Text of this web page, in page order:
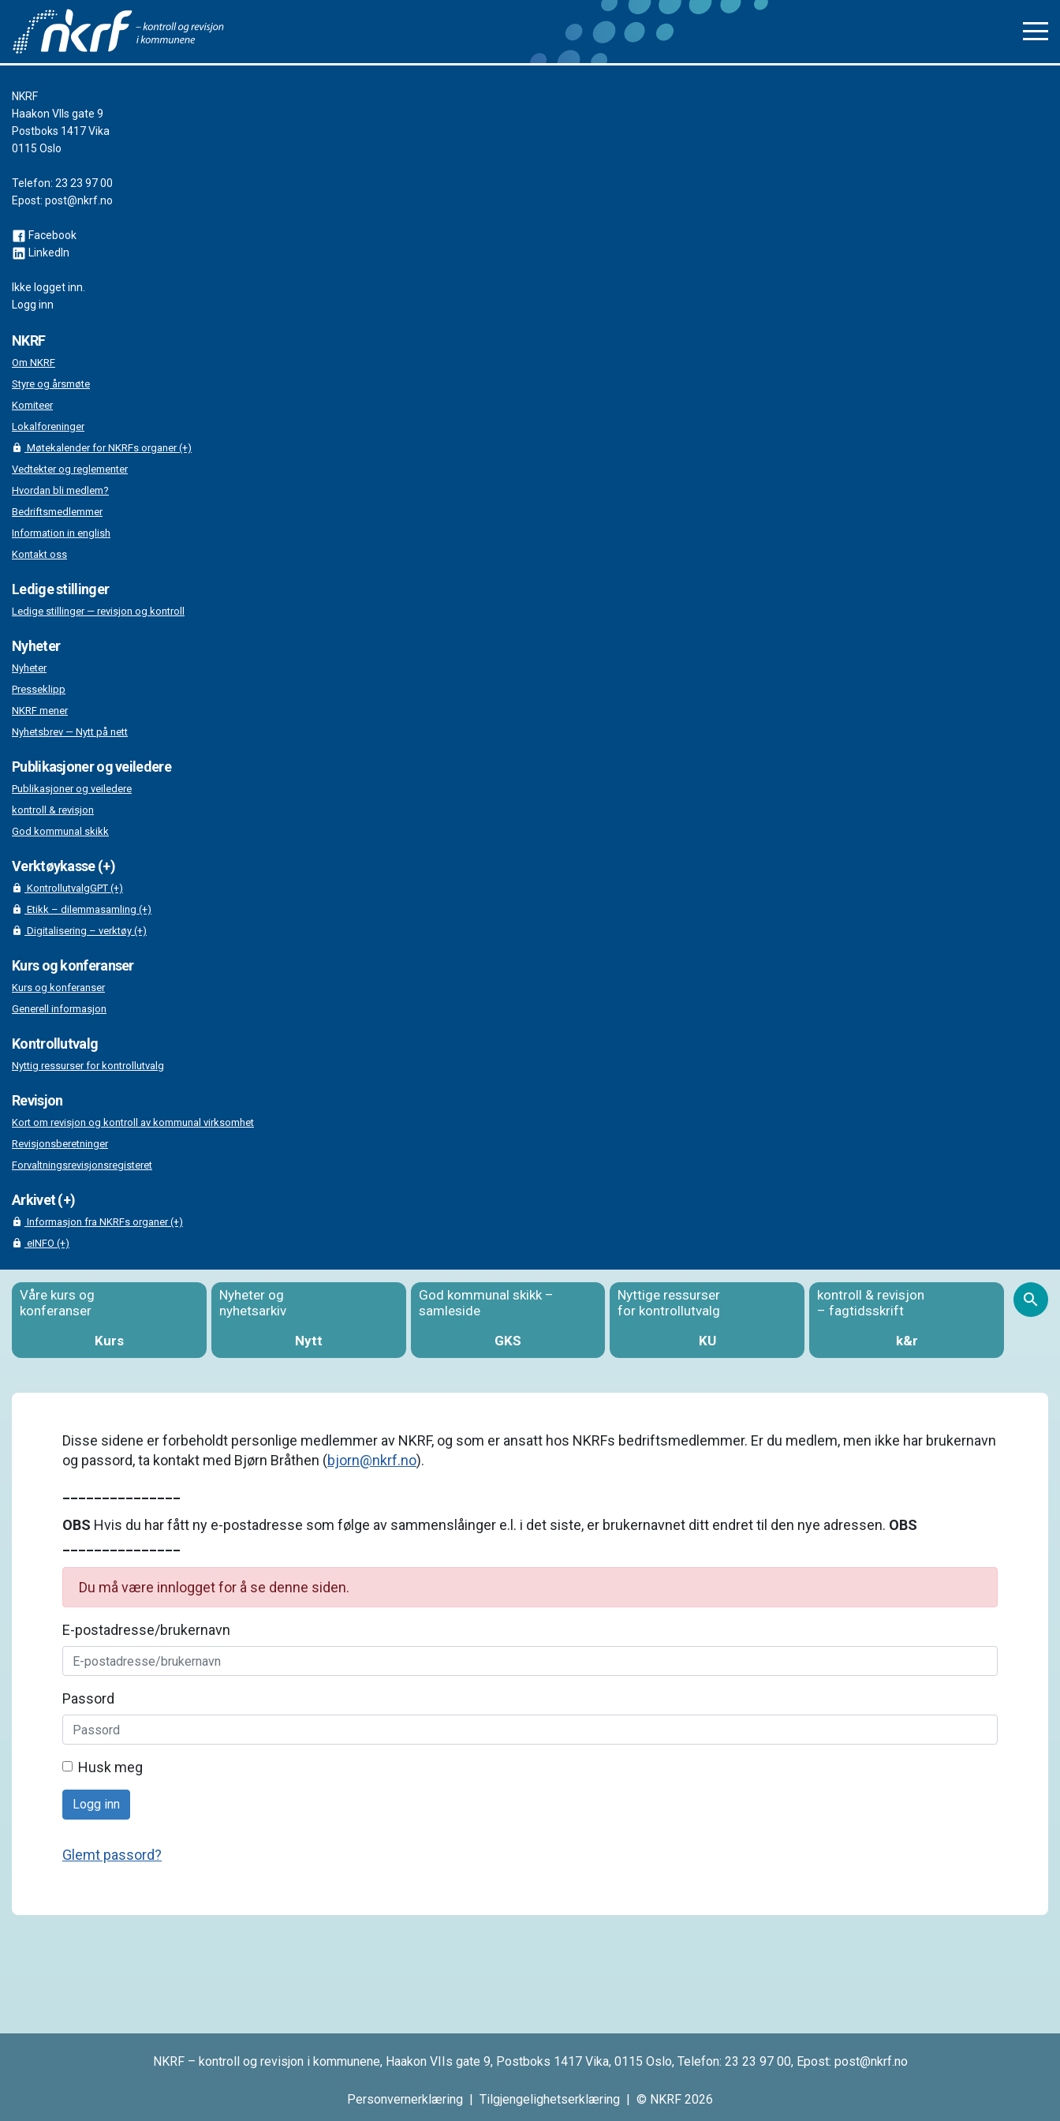
NKRF
Haakon VIIs gate 9
Postboks 1417 Vika
0115 Oslo
Telefon: 23 23 97 00
Epost: post@nkrf.no
Facebook
LinkedIn
Ikke logget inn.
Logg inn
NKRF
Om NKRF
Styre og årsmøte
Komiteer
Lokalforeninger
Møtekalender for NKRFs organer (+)
Vedtekter og reglementer
Hvordan bli medlem?
Bedriftsmedlemmer
Information in english
Kontakt oss
Ledige stillinger
Ledige stillinger — revisjon og kontroll
Nyheter
Nyheter
Presseklipp
NKRF mener
Nyhetsbrev — Nytt på nett
Publikasjoner og veiledere
Publikasjoner og veiledere
kontroll & revisjon
God kommunal skikk
Verktøykasse (+)
KontrollutvalgGPT (+)
Etikk – dilemmasamling (+)
Digitalisering – verktøy (+)
Kurs og konferanser
Kurs og konferanser
Generell informasjon
Kontrollutvalg
Nyttig ressurser for kontrollutvalg
Revisjon
Kort om revisjon og kontroll av kommunal virksomhet
Revisjonsberetninger
Forvaltningsrevisjonsregisteret
Arkivet (+)
Informasjon fra NKRFs organer (+)
eINFO (+)
Våre kurs og
konferanser
Kurs
Nyheter og
nyhetsarkiv
Nytt
God kommunal skikk –
samleside
GKS
Nyttige ressurser
for kontrollutvalg
KU
kontroll & revisjon
– fagtidsskrift
k&r
Disse sidene er forbeholdt personlige medlemmer av NKRF, og som er ansatt hos NKRFs bedriftsmedlemmer. Er du medlem, men ikke har brukernavn
og passord, ta kontakt med Bjørn Bråthen (bjorn@nkrf.no).
OBS Hvis du har fått ny e-postadresse som følge av sammenslåinger e.l. i det siste, er brukernavnet ditt endret til den nye adressen. OBS
Du må være innlogget for å se denne siden.
E-postadresse/brukernavn
Passord
Husk meg
Logg inn
Glemt passord?
NKRF – kontroll og revisjon i kommunene, Haakon VIIs gate 9, Postboks 1417 Vika, 0115 Oslo, Telefon: 23 23 97 00, Epost: post@nkrf.no
Personvernerklæring | Tilgjengelighetserklæring | © NKRF 2026